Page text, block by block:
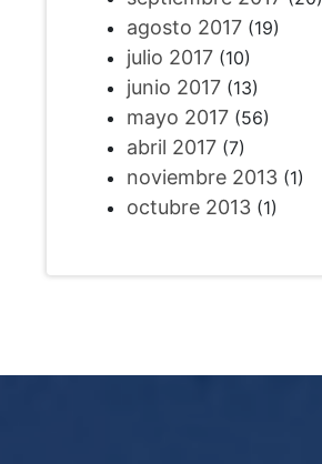
agosto 2017(19)
julio 2017(10)
junio 2017(13)
mayo 2017(56)
abril 2017(7)
noviembre 2013(1)
octubre 2013(1)